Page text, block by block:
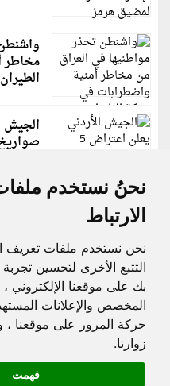
نحنُ نستخدم
الارتباط
نحن نستخدم ملفات تعريف
التتبع الأخرى لتحسين
بك على موقعنا الإلكتروني
المخصص والإعلانات
حركة المرور على موقعنا ،
زوارنا.
فهمت
مخاطر
الطيران
جميع الحقوق محفوظة لدنيا